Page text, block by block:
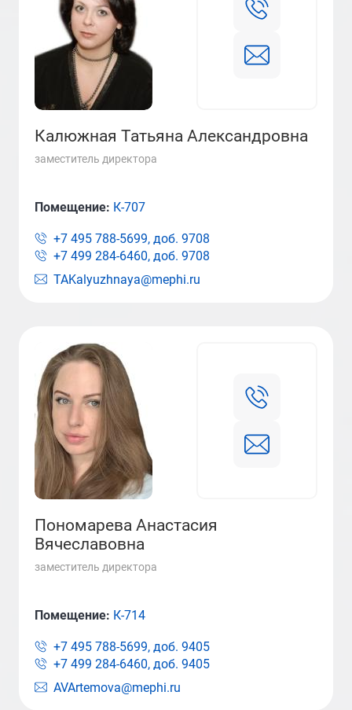
Калюжная Татьяна Александровна
заместитель директора
TAKalyuzhnaya@mephi.ru
Помещение: К-707
+7 495 788-5699, доб. 9708
+7 499 284-6460, доб. 9708
Пономарева Анастасия
Вячеславовна
заместитель директора
AVArtemova@mephi.ru
Помещение: К-714
+7 495 788-5699, доб. 9405
+7 499 284-6460, доб. 9405